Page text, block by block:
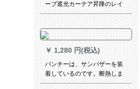
ーブ遮光カーテア昇降のレイ
ンレインレインレイン25 mm
003
￥ 1,280 円(税込)
パンチーは、サンバザーを装
着しているのです。断熱しま
す。テイーン伸縮棒寝室は完